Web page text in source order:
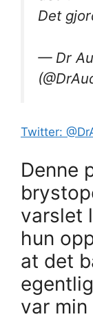
Det
— Dr
Twitter:
Denne
varslet
hun
at det
var